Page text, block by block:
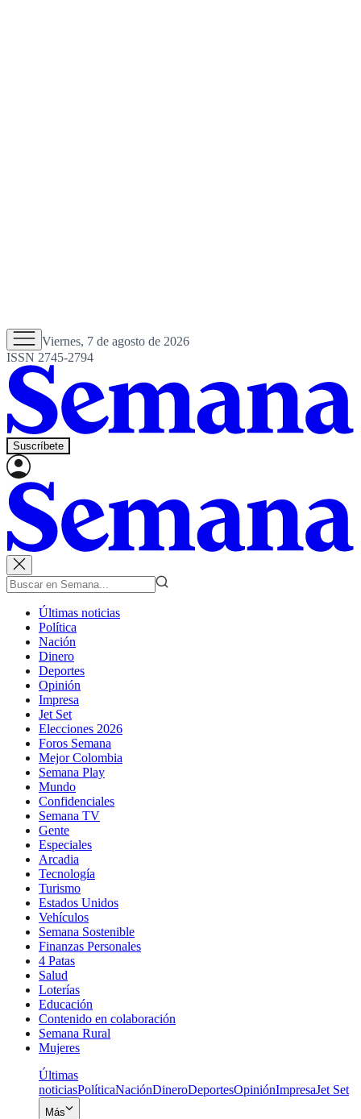
Viernes, 7 de agosto de 2026
ISSN 2745-2794
Suscríbete
Últimas noticias
Política
Nación
Dinero
Deportes
Opinión
Impresa
Jet Set
Elecciones 2026
Foros Semana
Mejor Colombia
Semana Play
Mundo
Confidenciales
Semana TV
Gente
Especiales
Arcadia
Tecnología
Turismo
Estados Unidos
Vehículos
Semana Sostenible
Finanzas Personales
4 Patas
Salud
Loterías
Educación
Contenido en colaboración
Semana Rural
Mujeres
Últimas
noticiasPolíticaNaciónDineroDeportesOpiniónImpresaJet Set
Más